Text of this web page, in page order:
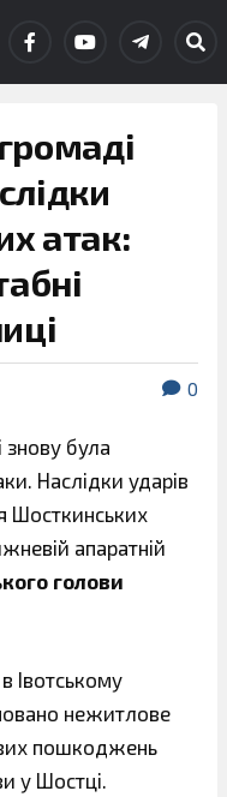
атак:
0
була
Наслідки ударів
Шосткинських
апаратній
голови
Івотському
нежитлове
пошкоджень
у Шостці.